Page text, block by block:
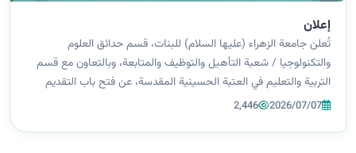
إعلان
تُعلن جامعة الزهراء (عليها السلام) للبنات، قسم حدائق العلوم
والتكنولوجيا / شعبة التأهيل والتوظيف والمتابعة، وبالتعاون مع قسم
التربية والتعليم في العتبة الحسينية المقدسة، عن فتح باب التقديم
للتوظيف في مدارس الوارث التربوية التابعة للعتبة الحسينية المقدسة،
2026/07/07
2,446